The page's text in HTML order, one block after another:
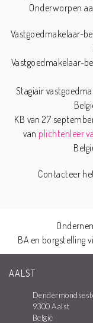
Onderworpen
Vastgoedmakelaar-
Vastgoedmakelaar-
Stagiair
KB van 27
van plichtenleer
Contacteer
BA en borgstelling
AALST
9300 Aalst
België